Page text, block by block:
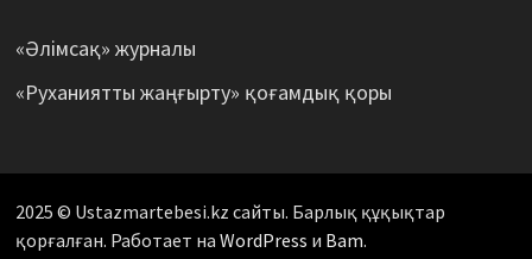
«Әлімсақ» журналы
«Руханиятты жаңғырту» қоғамдық қоры
2025 © Ustazmartebesi.kz сайты. Барлық құқықтар
қорғалған. Работает на WordPress и Bam.